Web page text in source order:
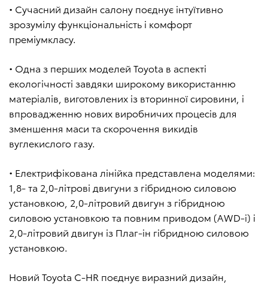
• Сучасний дизайн салону поєднує інтуїтивно
зрозумілу функціональність і комфорт
преміумкласу.
• Одна з перших моделей Toyota в аспекті
екологічності завдяки широкому використанню
матеріалів, виготовлених із вторинної сировини, і
впровадженню нових виробничих процесів для
зменшення маси та скорочення викидів
вуглекислого газу.
• Електрифікована лінійка представлена моделями:
1,8- та 2,0-літрові двигуни з гібридною силовою
установкою, 2,0-літровий двигун з гібридною
силовою установкою та повним приводом (AWD-i) і
2,0-літровий двигун із Плаг-ін гібридною силовою
установкою.
Новий Toyota C-HR поєднує виразний дизайн,